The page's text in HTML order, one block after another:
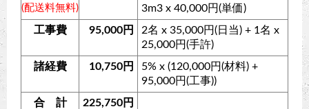
(配送料無料)
3m3 x 40,000円(単価)
工事費
95,000円
2名 x 35,000円(日当) + 1名 x
25,000円(手許)
諸経費
10,750円
5% x (120,000円(材料) +
95,000円(工事))
合 計
225,750円